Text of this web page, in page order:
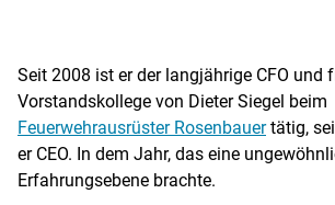
Seit 2008 ist er der langjährige CFO und
Vorstandskollege von Dieter Siegel beim
Feuerwehrausrüster Rosenbauertätig,
er CEO. In dem Jahr, das eine
Erfahrungsebene brachte.